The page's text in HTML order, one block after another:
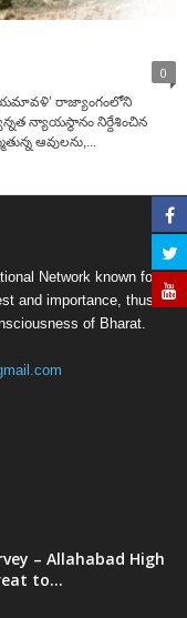
0
నియమావళి’ రాజ్యాంగంలోని
న్యాయస్థానం నిర్దేశించిన
ఆవులను,...
Network known for
and importance, thus
of Bharat.
– Allahabad High
to...